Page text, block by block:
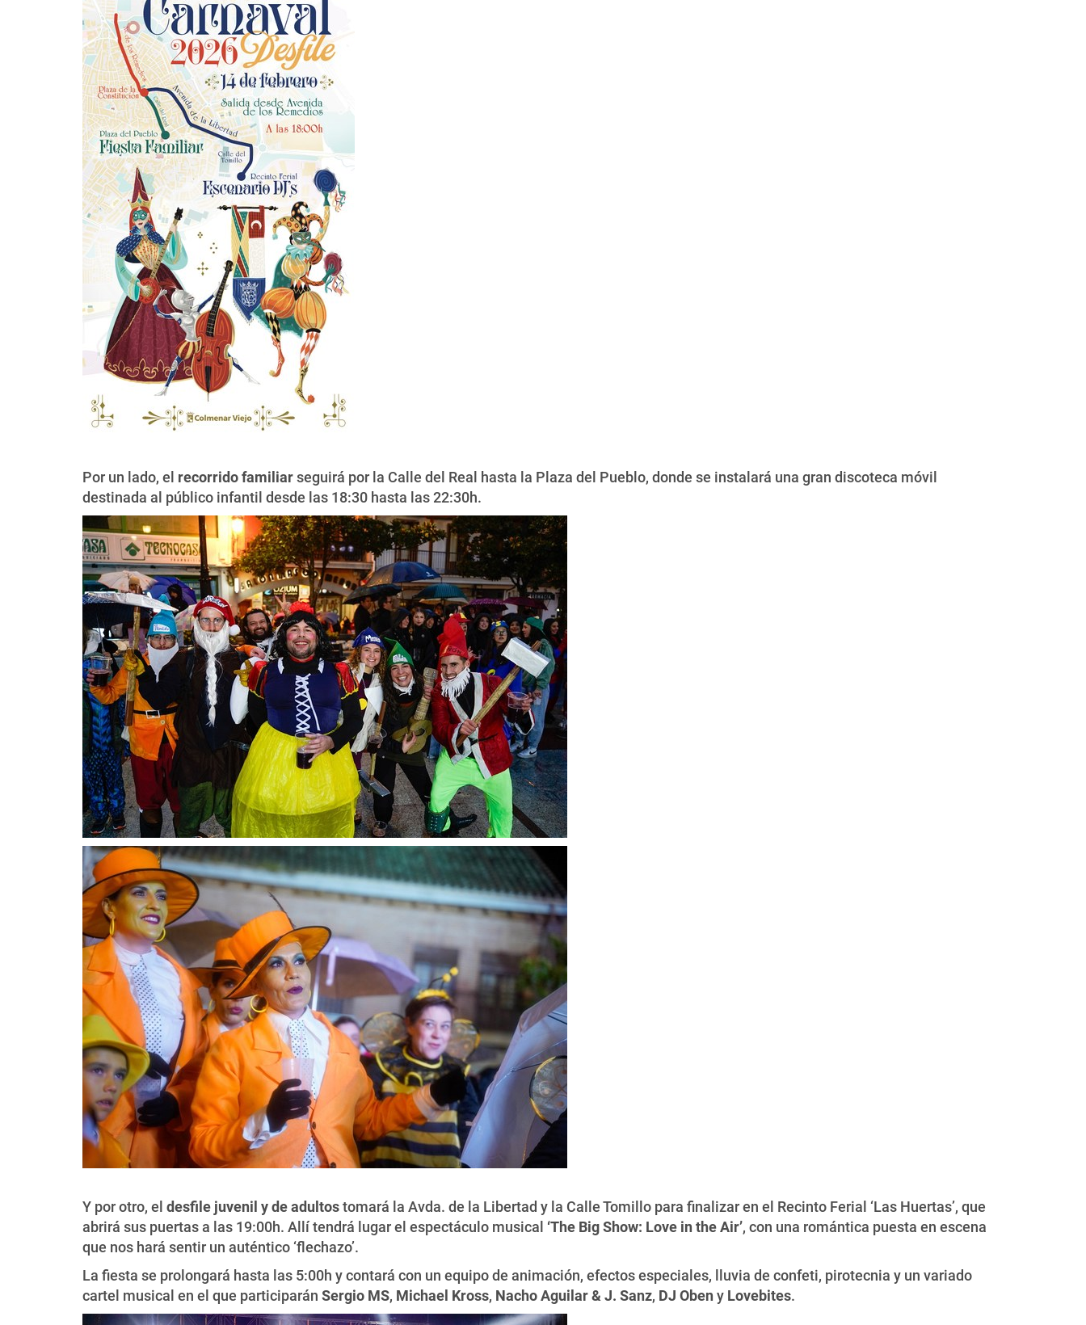
Por un lado, el recorrido familiarseguirá por la Calle del Real hasta la Plaza del Pueblo, donde se instalará una gran discoteca móvil
destinada al público infantil desde las 18:30 hasta las 22:30h.
Y por otro, el desfile juvenil y de adultostomará la Avda. de la Libertad y la Calle Tomillo para finalizar en el Recinto Ferial ‘Las Huertas’, que
abrirá sus puertas a las 19:00h. Allí tendrá lugar el espectáculo musical ‘The Big Show: Love in the Air’, con una romántica puesta en escena
que nos hará sentir un auténtico ‘flechazo’.
La fiesta se prolongará hasta las 5:00h y contará con un equipo de animación, efectos especiales, lluvia de confeti, pirotecnia y un variado
cartel musical en el que participarán Sergio MS, Michael Kross, Nacho Aguilar & J. Sanz, DJ Oben y Lovebites.